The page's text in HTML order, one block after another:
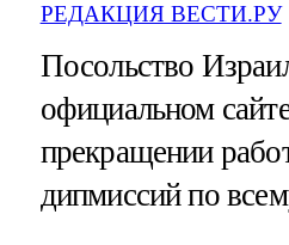
РЕДАКЦИЯ ВЕСТИ.РУ
Посольство
официальном
прекращении
дипмиссий по